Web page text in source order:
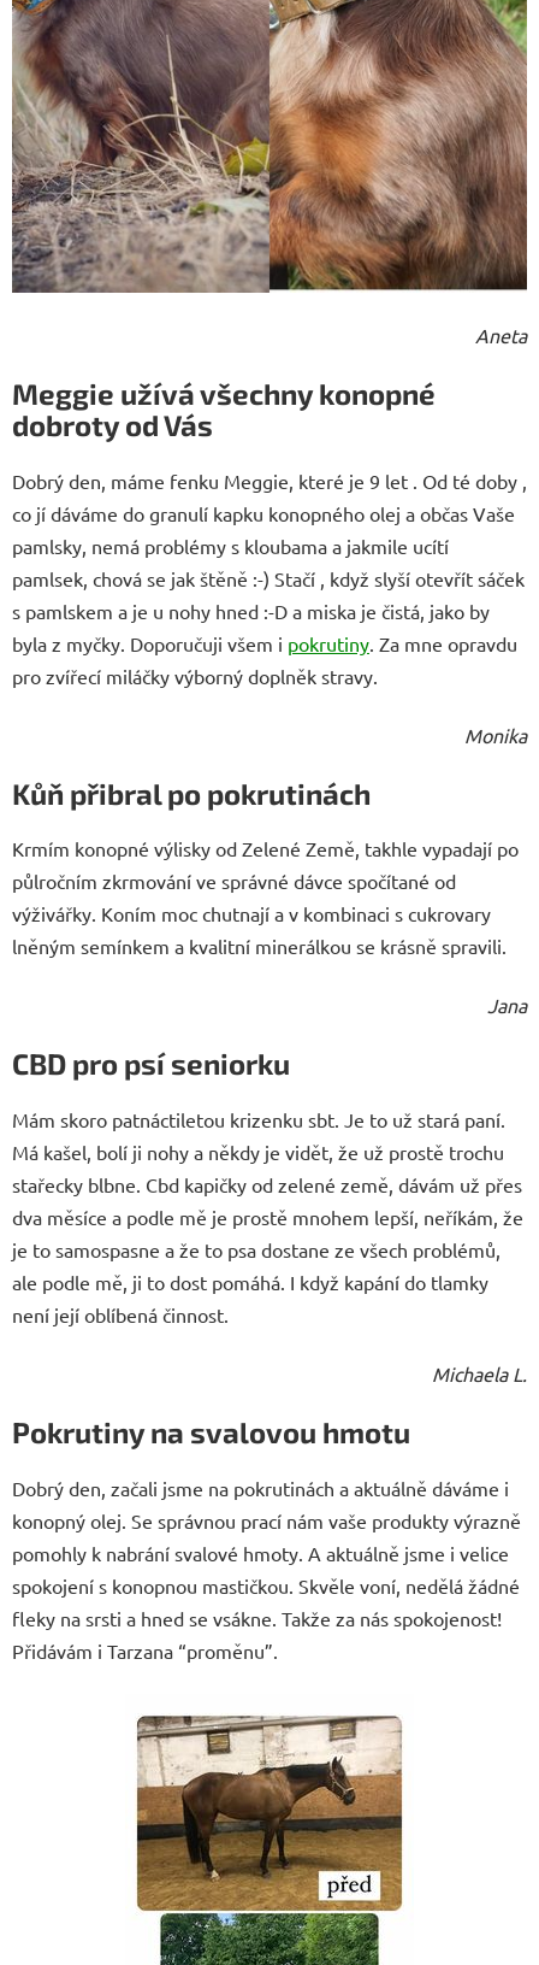
Aneta
Meggie užívá všechny konopné
dobroty od Vás
Dobrý den, máme fenku Meggie, které je 9 let . Od té doby ,
co jí dáváme do granulí kapku konopného olej a občas Vaše
pamlsky, nemá problémy s kloubama a jakmile ucítí
pamlsek, chová se jak štěně :-) Stačí , když slyší otevřít sáček
s pamlskem a je u nohy hned :-D a miska je čistá, jako by
byla z myčky. Doporučuji všem i pokrutiny . Za mne opravdu
pro zvířecí miláčky výborný doplněk stravy.
Monika
Kůň přibral po pokrutinách
Krmím konopné výlisky od Zelené Země, takhle vypadají po
půlročním zkrmování ve správné dávce spočítané od
výživářky. Koním moc chutnají a v kombinaci s cukrovary
lněným semínkem a kvalitní minerálkou se krásně spravili.
Jana
CBD pro psí seniorku
Mám skoro patnáctiletou krizenku sbt. Je to už stará paní.
Má kašel, bolí ji nohy a někdy je vidět, že už prostě trochu
stařecky blbne. Cbd kapičky od zelené země, dávám už přes
dva měsíce a podle mě je prostě mnohem lepší, neříkám, že
je to samospasne a že to psa dostane ze všech problémů,
ale podle mě, ji to dost pomáhá. I když kapání do tlamky
není její oblíbená činnost.
Michaela L.
Pokrutiny na svalovou hmotu
Dobrý den, začali jsme na pokrutinách a aktuálně dáváme i
konopný olej. Se správnou prací nám vaše produkty výrazně
pomohly k nabrání svalové hmoty. A aktuálně jsme i velice
spokojení s konopnou mastičkou. Skvěle voní, nedělá žádné
fleky na srsti a hned se vsákne. Takže za nás spokojenost!
Přidávám i Tarzana “proměnu”.